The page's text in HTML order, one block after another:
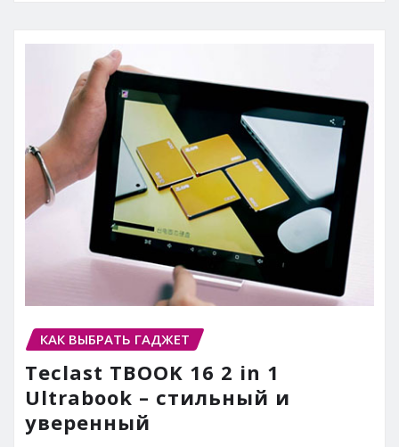
КАК ВЫБРАТЬ ГАДЖЕТ
Teclast TBOOK 16 2 in 1
Ultrabook – стильный и
уверенный